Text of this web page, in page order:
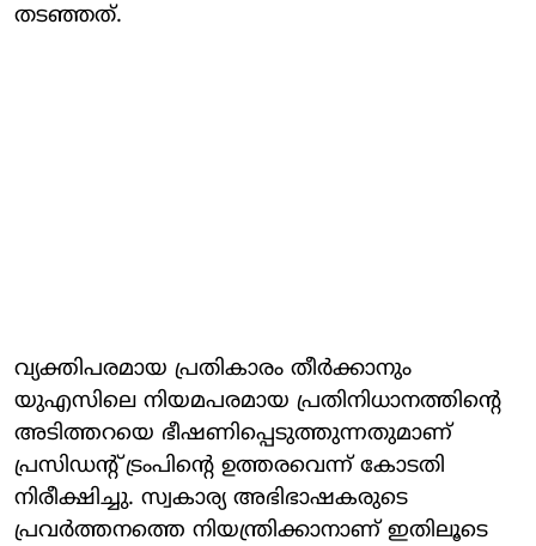
തടഞ്ഞത്.
വ്യക്തിപരമായ പ്രതികാരം തീർക്കാനും
യുഎസിലെ നിയമപരമായ പ്രതിനിധാനത്തിന്റെ
അടിത്തറയെ ഭീഷണിപ്പെടുത്തുന്നതുമാണ്
പ്രസിഡന്റ് ട്രംപിന്റെ ഉത്തരവെന്ന് കോടതി
നിരീക്ഷിച്ചു. സ്വകാര്യ അഭിഭാഷകരുടെ
പ്രവർത്തനത്തെ നിയന്ത്രിക്കാനാണ് ഇതിലൂടെ